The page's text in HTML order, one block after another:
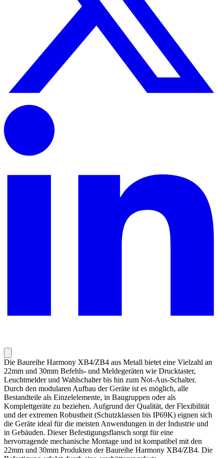
Die Baureihe Harmony XB4/ZB4 aus Metall bietet eine Vielzahl an
22mm und 30mm Befehls- und Meldegeräten wie Drucktaster,
Leuchtmelder und Wahlschalter bis hin zum Not-Aus-Schalter.
Durch den modularen Aufbau der Geräte ist es möglich, alle
Bestandteile als Einzelelemente, in Baugruppen oder als
Komplettgeräte zu beziehen. Aufgrund der Qualität, der Flexibilität
und der extremen Robustheit (Schutzklassen bis IP69K) eignen sich
die Geräte ideal für die meisten Anwendungen in der Industrie und
in Gebäuden. Dieser Befestigungsflansch sorgt für eine
hervorragende mechanische Montage und ist kompatibel mit den
22mm und 30mm Produkten der Baureihe Harmony XB4/ZB4. Die